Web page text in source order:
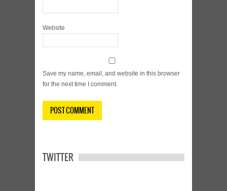
Website
Save my name, email, and website in this browser
for the next time I comment.
TWITTER